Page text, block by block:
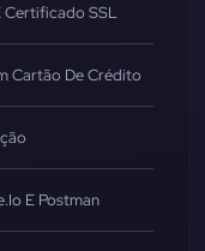
Certificado SSL
Cartão De Crédito
E Postman